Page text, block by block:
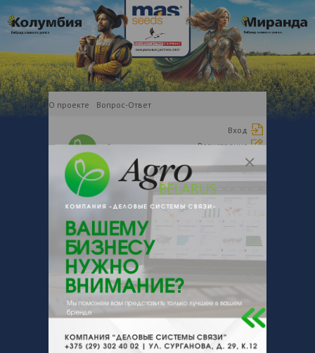
О проекте Вопрос-Ответ
Вход
Регистрация
Все рубрики
ДОБАВИТЬ КОМПАНИЮ
ТОВАРЫ
УСЛУГИ